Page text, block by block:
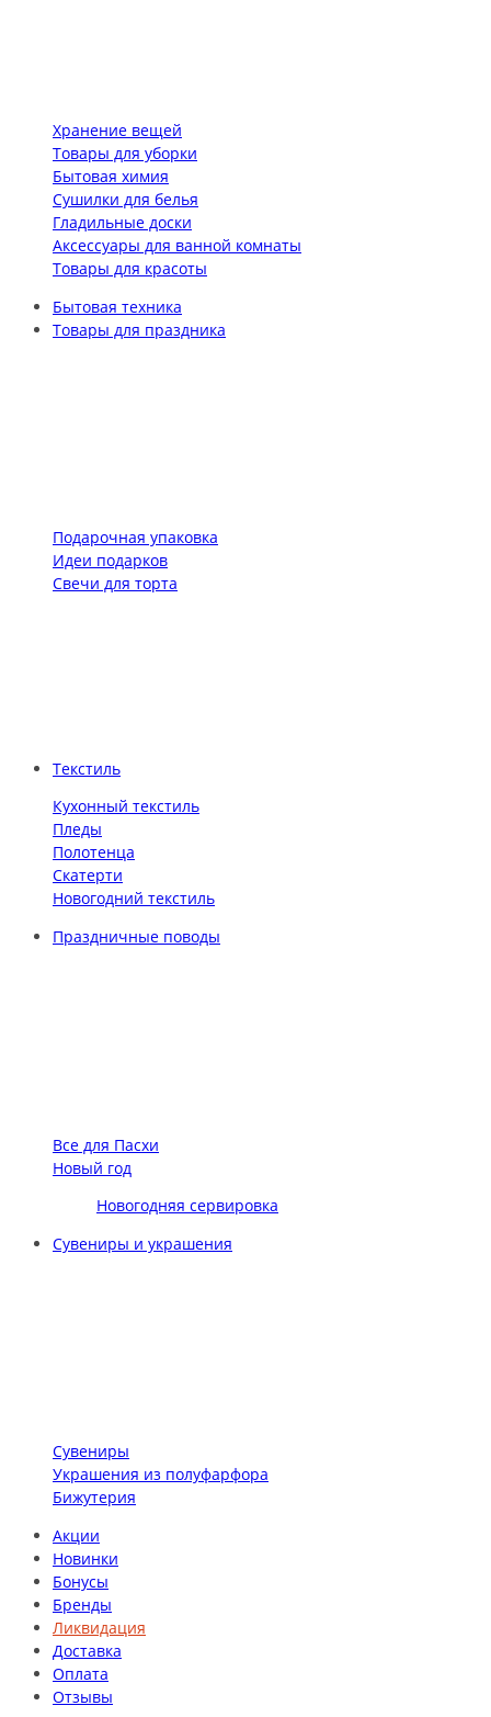
Хранение вещей
Товары для уборки
Бытовая химия
Сушилки для белья
Гладильные доски
Аксессуары для ванной комнаты
Товары для красоты
Бытовая техника
Товары для праздника
Подарочная упаковка
Идеи подарков
Свечи для торта
Текстиль
Кухонный текстиль
Пледы
Полотенца
Скатерти
Новогодний текстиль
Праздничные поводы
Все для Пасхи
Новый год
Новогодняя сервировка
Сувениры и украшения
Сувениры
Украшения из полуфарфора
Бижутерия
Акции
Новинки
Бонусы
Бренды
Ликвидация
Доставка
Оплата
Отзывы